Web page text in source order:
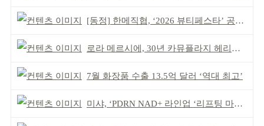
[동정] 한메직협, ‘2026 뷰티페스타’ 공동 주최
로라 메르시에, 30년 카뮤플라지 헤리티지 담아
7월 화장품 수출 13.5억 달러 ‘역대 최고’
미샤, ‘PDRN NAD+ 라인업 ‘리프팅 마스크’ 출시